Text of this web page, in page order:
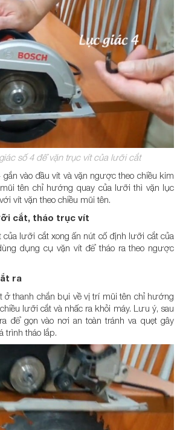
số 4 để vặn trục vít của lưỡi cắt
vào đầu vít và vặn ngược theo chiều kim
tên chỉ hướng quay của lưỡi thì vặn lục
vít vặn theo chiều mũi tên.
cắt, tháo trục vít
của lưỡi cắt xong ấn nút cố định lưỡi cắt của
dụng cụ vặn vít để tháo ra theo ngược
ra
ở thanh chắn bụi về vị trí mũi tên chỉ hướng
lưỡi cắt và nhấc ra khỏi máy. Lưu ý, sau
để gọn vào nơi an toàn tránh va quẹt gây
trình tháo lắp.